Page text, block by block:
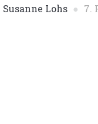
Susanne Lohs 7.